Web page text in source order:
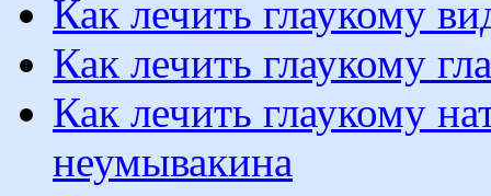
Как лечить глаукому
Как лечить глаукому
Как лечить глаукому
неумывакина